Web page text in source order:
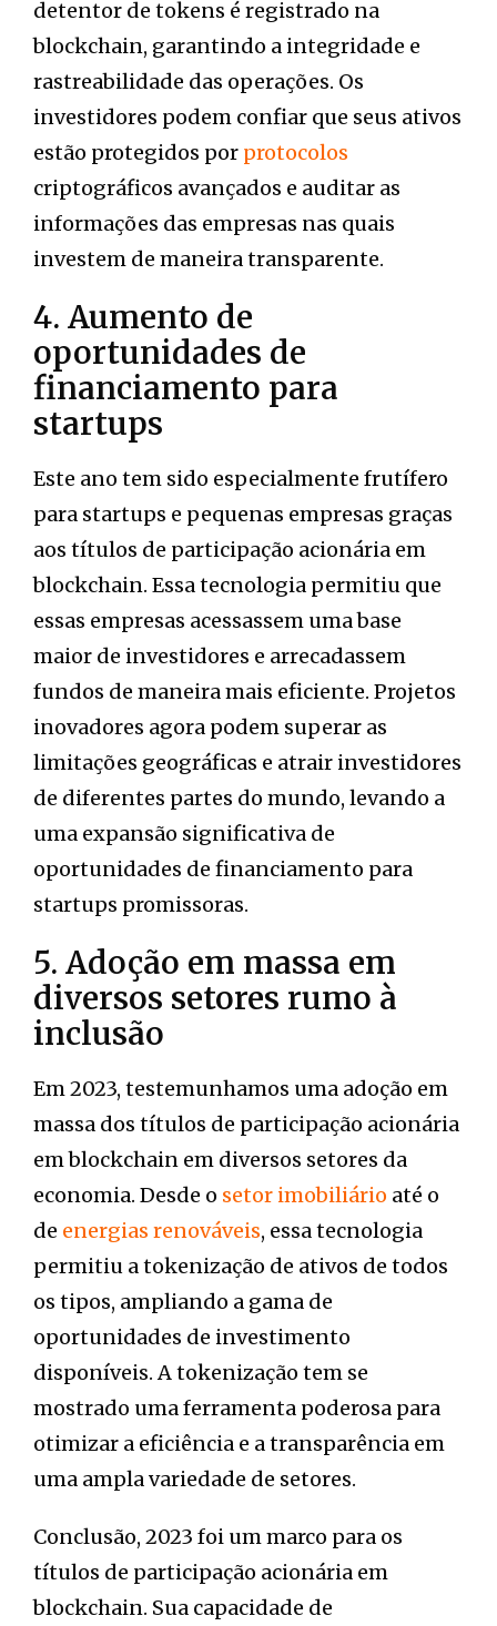
detentor de tokens é registrado na
blockchain, garantindo a integridade e
rastreabilidade das operações. Os
investidores podem confiar que seus ativos
estão protegidos por protocolos
criptográficos avançados e auditar as
informações das empresas nas quais
investem de maneira transparente.
4. Aumento de
oportunidades de
financiamento para
startups
Este ano tem sido especialmente frutífero
para startups e pequenas empresas graças
aos títulos de participação acionária em
blockchain. Essa tecnologia permitiu que
essas empresas acessassem uma base
maior de investidores e arrecadassem
fundos de maneira mais eficiente. Projetos
inovadores agora podem superar as
limitações geográficas e atrair investidores
de diferentes partes do mundo, levando a
uma expansão significativa de
oportunidades de financiamento para
startups promissoras.
5. Adoção em massa em
diversos setores rumo à
inclusão
Em 2023, testemunhamos uma adoção em
massa dos títulos de participação acionária
em blockchain em diversos setores da
economia. Desde o setor imobiliário até o
de energias renováveis, essa tecnologia
permitiu a tokenização de ativos de todos
os tipos, ampliando a gama de
oportunidades de investimento
disponíveis. A tokenização tem se
mostrado uma ferramenta poderosa para
otimizar a eficiência e a transparência em
uma ampla variedade de setores.
Conclusão, 2023 foi um marco para os
títulos de participação acionária em
blockchain. Sua capacidade de